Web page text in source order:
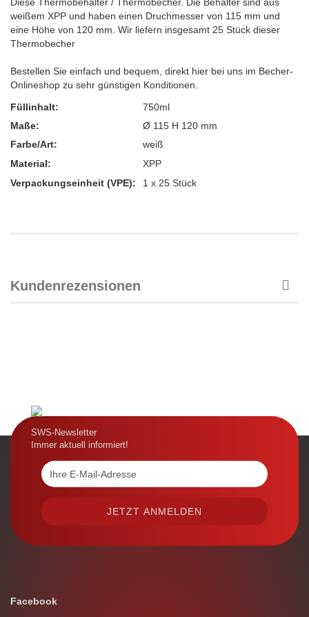
Diese Thermobehälter / Thermobecher. Die Behälter sind aus
weißem XPP und haben einen Druchmesser von 115 mm und
eine Höhe von 120 mm. Wir liefern insgesamt 25 Stück dieser
Thermobecher
Bestellen Sie einfach und bequem, direkt hier bei uns im Becher-
Onlineshop zu sehr günstigen Konditionen.
Füllinhalt:
750ml
Maße:
Ø 115 H 120 mm
Farbe/Art:
weiß
Material:
XPP
Verpackungseinheit (VPE):
1 x 25 Stück
Kundenrezensionen
SWS-Newsletter
Immer aktuell informiert!
Facebook